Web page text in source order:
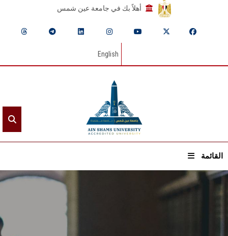
أهلاً بك في جامعة عين شمس
English
القائمة
الرئيسيـة